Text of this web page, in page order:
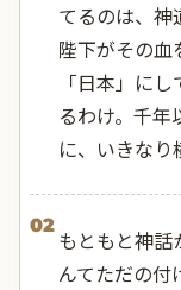
てるのは、神
陛下がその血
「日本」に
るわけ。千
に、いきな
02
もともと神話
んてただの付